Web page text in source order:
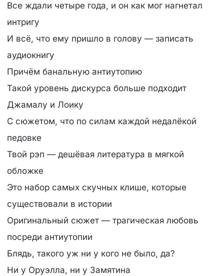
Все ждали четыре года, и он как мог нагнетал
интригу
И всё, что ему пришло в голову — записать
аудиокнигу
Причём банальную антиутопию
Такой уровень дискурса больше подходит
Джамалу и Лоику
С сюжетом, что по силам каждой недалёкой
педовке
Твой рэп — дешёвая литература в мягкой
обложке
Это набор самых скучных клише, которые
существовали в истории
Оригинальный сюжет — трагическая любовь
посреди антиутопии
Блядь, такого уж ни у кого не было, да?
Ни у Оруэлла, ни у Замятина